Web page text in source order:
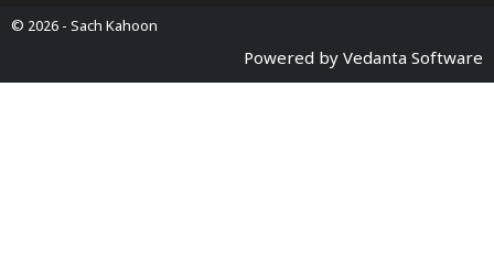
© 2026 - Sach Kahoon
Powered by Vedanta Software